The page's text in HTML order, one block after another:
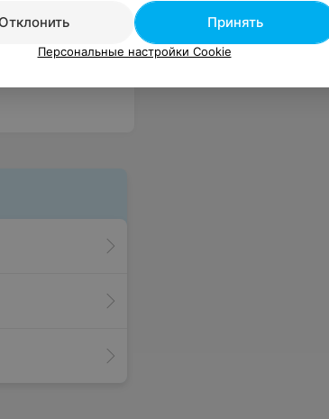
но штампики на бонусной карточке зачем-то продолжают проставлять, считая посещения. Еще
Отклонить
Принять
Персональные настройки Cookie